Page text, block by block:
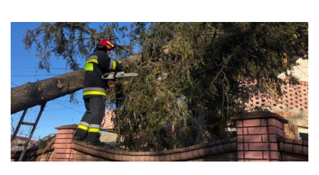
Історії
Рецепти
Привітання
Здоров’я
Події
Кримінал